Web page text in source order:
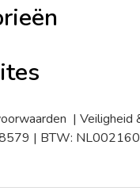
| Veiligheid
| BTW: